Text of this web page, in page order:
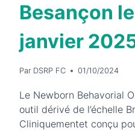
Besançon
janvier
Par DSRP FC 01/10/2024
Le Newborn Behavorial
outil dérivé de l’échelle
Cliniquementet conçu